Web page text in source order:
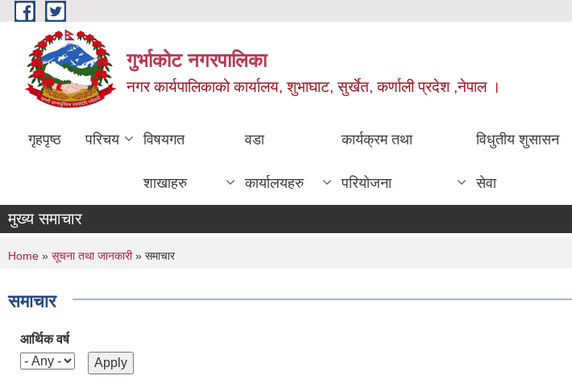
Skip to main content
गुर्भाकोट नगरपालिका
नगर कार्यपालिकाको कार्यालय, शुभाघाट, सुर्खेत, कर्णाली प्रदेश ,नेपाल ।
गृहपृष्ठ परिचय विषयगत
शाखाहरु
वडा
कार्यालयहरु
कार्यक्रम तथा
परियोजना
विधुतीय शुसासन
सेवा
मुख्य समाचार
You are here
Home » सूचना तथा जानकारी» समाचार
समाचार
आर्थिक वर्ष